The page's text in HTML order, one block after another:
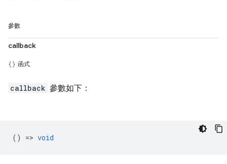
參數
callback
函式
callback 參數如下：
() => void